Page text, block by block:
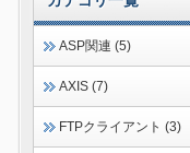
ASP関連 (5)
AXIS (7)
FTPクライアント (3)